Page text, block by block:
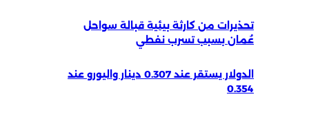
تحذيرات من كارثة بيئية قبالة سواحل
عُمان بسبب تسرب نفطي
الدولار يستقر عند 0.307 دينار واليورو عند
0.354